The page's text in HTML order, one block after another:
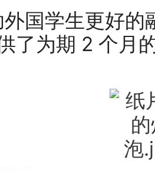
国学生更好
了为期 2 个月